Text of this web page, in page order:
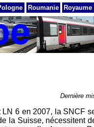
Roumanie Royaume
Dernière
6 en 2007, la SNCF
la Suisse, nécessitent